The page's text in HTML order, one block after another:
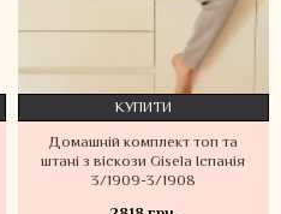
Домашній комплект топ та
штані з віскози Gisela Іспанія
3/1909-3/1908
КУПИТИ